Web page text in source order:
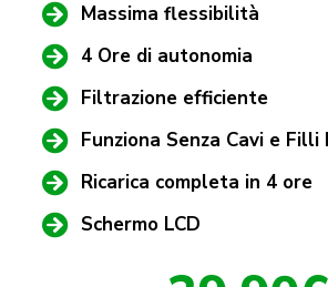
Massima flessibilità
4 Ore di autonomia
Filtrazione efficiente
Funziona Senza Cavi e
Ricarica completa in 4 ore
Schermo LCD